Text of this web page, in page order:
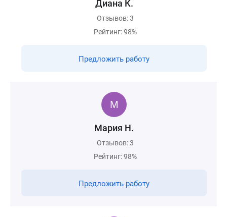
Диана К.
Отзывов: 3
Рейтинг: 98%
Предложить работу
Мария Н.
Отзывов: 3
Рейтинг: 98%
Предложить работу